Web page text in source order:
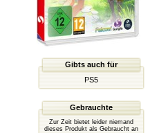
Gibts auch für
PS5
Gebrauchte
Zur Zeit bietet leider niemand
dieses Produkt als Gebraucht an